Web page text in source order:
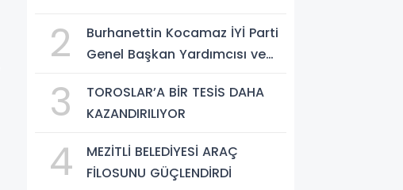
Uzak Yönetim Anlayışıdır"
2
Burhanettin Kocamaz İYİ Parti
Genel Başkan Yardımcısı ve
3
TOROSLAR’A BİR TESİS DAHA
KAZANDIRILIYOR
4
MEZİTLİ BELEDİYESİ ARAÇ
FİLOSUNU GÜÇLENDİRDİ